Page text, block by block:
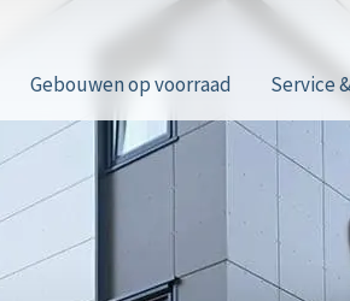
Gebouwen op voorraad Service